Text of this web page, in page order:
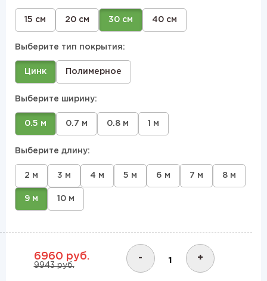
15 см 20 см 30 см 40 см
Выберите тип покрытия:
Цинк Полимерное
Выберите ширину:
0.5 м 0.7 м 0.8 м 1 м
Выберите длину:
2 м 3 м 4 м 5 м 6 м 7 м 8 м
9 м 10 м
6960 руб.
9943 руб.
- +